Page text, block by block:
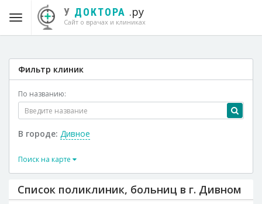
У ДОКТОРА .ру
Сайт о врачах и клиниках
Фильтр клиник
По названию:
В городе: Дивное
Поиск на карте
Список поликлиник, больниц в г. Дивном